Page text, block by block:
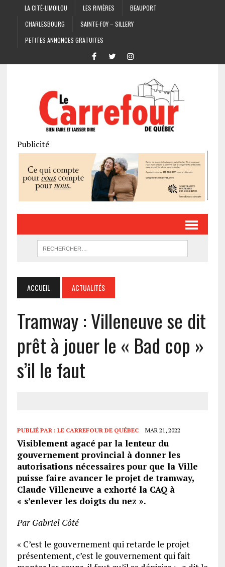
LA CITÉ-LIMOILOU LES RIVIÈRES
BEAUPORT
CHARLESBOURG
SAINTE-FOY – SILLERY
PETITES ANNONCES GRATUITES
Publicité
ACCUEIL ACTUALITÉS
Tramway : Villeneuve se dit
prêt à jouer le « Bad cop »
s’il le faut
PUBLIÉ PAR : LE CARREFOUR DE QUÉBEC MAR 21, 2022
Visiblement agacé par la lenteur du
gouvernement provincial à donner les
autorisations nécessaires pour que la Ville
puisse faire avancer le projet de tramway,
Claude Villeneuve a exhorté la CAQ à
« s’enlever les doigts du nez ».
Par Gabriel Côté
« C’est le gouvernement qui retarde le projet
présentement, c’est le gouvernement qui fait